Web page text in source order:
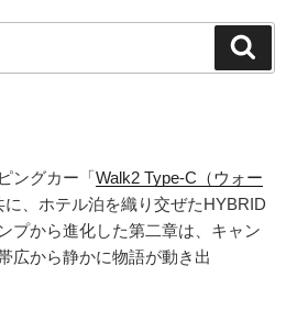
ングカー「Walk2 Type‑C（ウォー
に、ホテル泊を織り交ぜたHYBRID
プから進化した第二章は、キャン
広から静かに物語が動き出